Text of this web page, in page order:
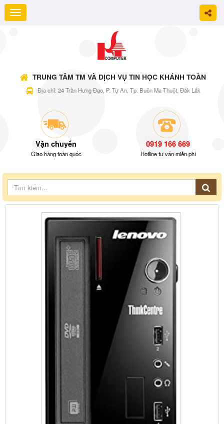
TRUNG TÂM TM VÀ DỊCH VỤ TIN HỌC KHÁNH TOÀN
Địa chỉ: 24 Trần Hưng Đạo, P. Tự An, Tp. Buôn Ma Thuột, Đắk Lắk
Vận chuyển
Giao hàng toàn quốc
0919 166 669
Hotline tư vấn miễn phí